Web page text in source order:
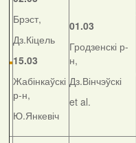
Брэст,
Дз.Кіцель
15.03
Жабінкаўскі
р-н,
Ю.Янкевіч
01.03
Гродзенскі р-
н,
Дз.Вінчэўскі
et al.